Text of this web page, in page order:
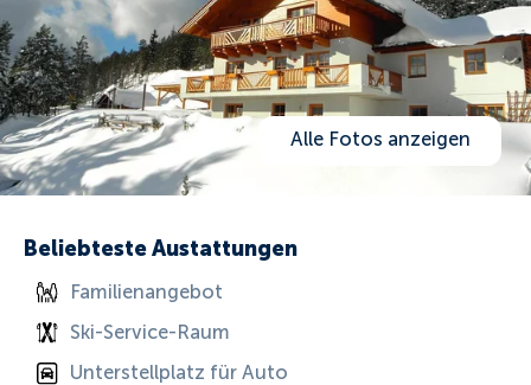
Alle Fotos anzeigen
Beliebteste Austattungen
Familienangebot
Ski-Service-Raum
Unterstellplatz für Auto